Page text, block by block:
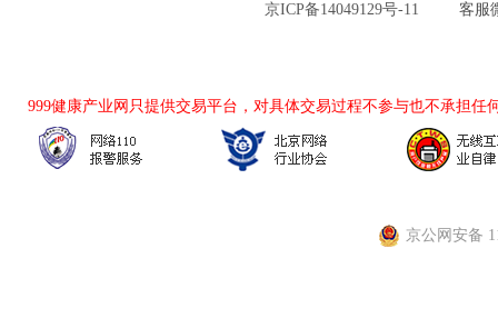
京ICP备14049129号-11
客服
999健康产业网 只提供交易平台，对具体交易过程不参与也不承担
京公网安备